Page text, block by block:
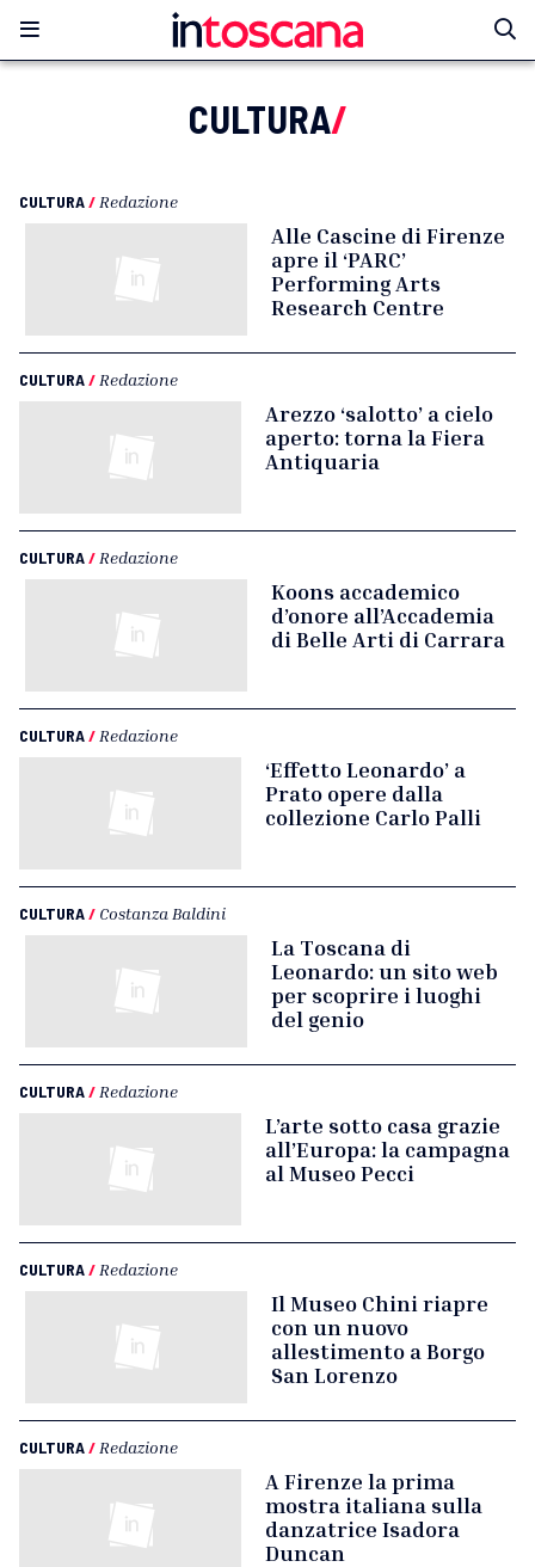
CULTURA/
CULTURA/ Redazione
Alle Cascine di Firenze
apre il ‘PARC’
Performing Arts
Research Centre
CULTURA/ Redazione
Arezzo ‘salotto’ a cielo
aperto: torna la Fiera
Antiquaria
CULTURA/ Redazione
Koons accademico
d’onore all’Accademia
di Belle Arti di Carrara
CULTURA/ Redazione
‘Effetto Leonardo’ a
Prato opere dalla
collezione Carlo Palli
CULTURA/ Costanza Baldini
La Toscana di
Leonardo: un sito web
per scoprire i luoghi
del genio
CULTURA/ Redazione
L’arte sotto casa grazie
all’Europa: la campagna
al Museo Pecci
CULTURA/ Redazione
Il Museo Chini riapre
con un nuovo
allestimento a Borgo
San Lorenzo
CULTURA/ Redazione
A Firenze la prima
mostra italiana sulla
danzatrice Isadora
Duncan